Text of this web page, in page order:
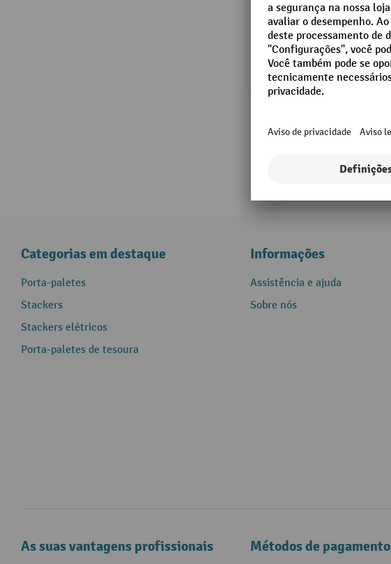
Categorias em destaque
Porta-paletes
Stackers
Stackers elétricos
Porta-paletes de tesoura
Informações
Assistência e ajuda
Sobre nós
As suas vantagens profissionais Métodos de pagamento